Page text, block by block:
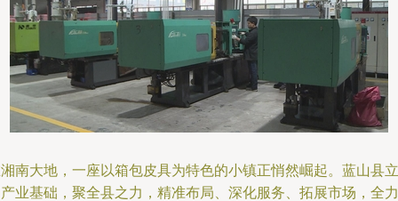
南大地，一座以箱包皮具为特色的小镇正悄然崛起。蓝山县立
业基础，聚全县之力，精准布局、深化服务、拓展市场，全力